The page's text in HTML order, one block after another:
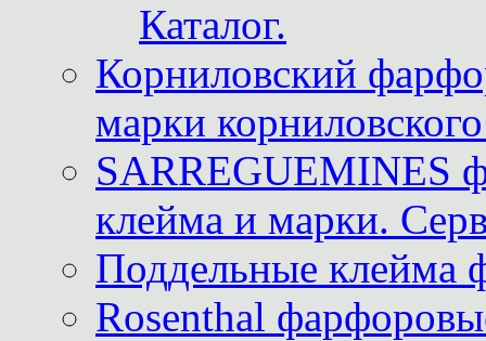
Каталог.
Корниловский
марки
SARREGUEMINES
клейма и марки.
Поддельные клейма
Rosenthal